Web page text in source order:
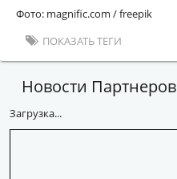
Фото: magnific.com / freepik
ПОКАЗАТЬ ТЕГИ
Новости Партнеров
Загрузка...